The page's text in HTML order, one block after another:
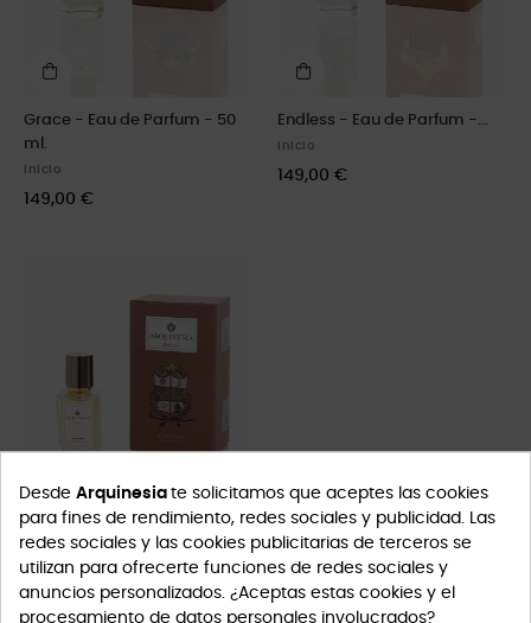
Grace - Eau de Parfum - 50
ml.
Inicio
149,00 €
Endless - Eau de Parfum -...
Inicio
149,00 €
Memories - Eau de Parfum -...
Inicio
Desde Arquinesia te solicitamos que aceptes las cookies
para fines de rendimiento, redes sociales y publicidad. Las
redes sociales y las cookies publicitarias de terceros se
utilizan para ofrecerte funciones de redes sociales y
anuncios personalizados. ¿Aceptas estas cookies y el
procesamiento de datos personales involucrados?